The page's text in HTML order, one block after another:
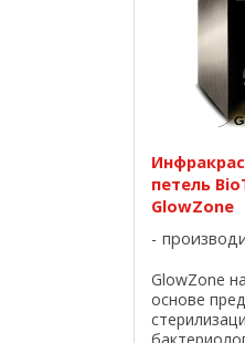
петель
GlowZone
GlowZone
основе